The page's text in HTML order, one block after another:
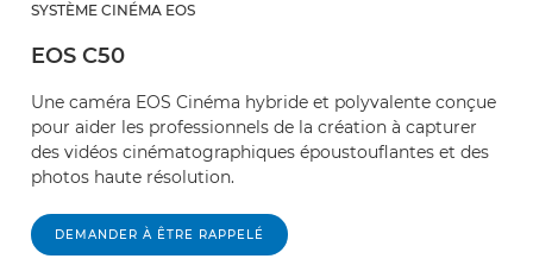
SYSTÈME CINÉMA EOS
EOS C50
Une caméra EOS Cinéma hybride et polyvalente conçue
pour aider les professionnels de la création à capturer
des vidéos cinématographiques époustouflantes et des
photos haute résolution.
DEMANDER À ÊTRE RAPPELÉ